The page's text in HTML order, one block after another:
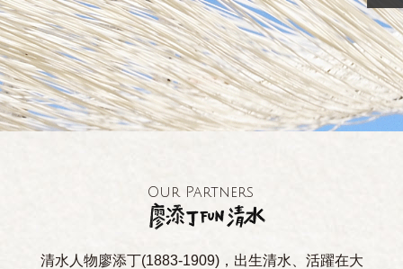
Our Partners
清水人物廖添丁(1883-1909)，出生清水、活躍在大